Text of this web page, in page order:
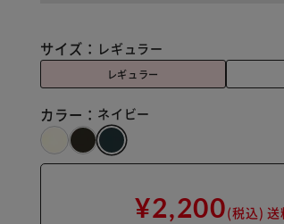
サイズ： レギュラー
レギュラー
カラー： ネイビー
¥2,200(税込) 送